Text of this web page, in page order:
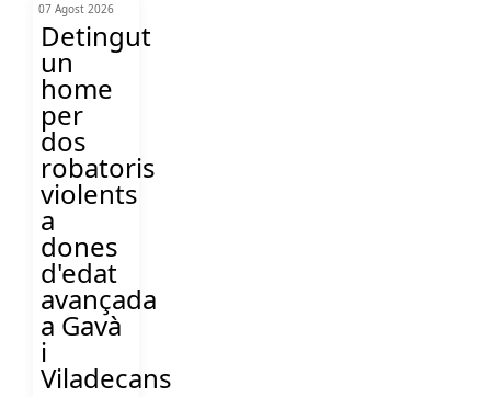
07 Agost 2026
Detingut
un
home
per
dos
robatoris
violents
a
dones
d'edat
avançada
a Gavà
i
Viladecans